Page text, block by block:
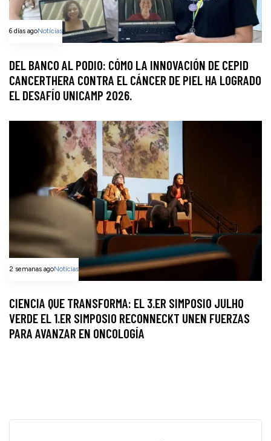
6 días agoNotícias
DEL BANCO AL PODIO: CÓMO LA INNOVACIÓN DE CEPID
CANCERTHERA CONTRA EL CÁNCER DE PIEL HA LOGRADO
EL DESAFÍO UNICAMP 2026.
2 semanas agoNotícias
CIENCIA QUE TRANSFORMA: EL 3.ER SIMPOSIO JULHO
VERDE EL 1.ER SIMPOSIO RECONNECKT UNEN FUERZAS
PARA AVANZAR EN ONCOLOGÍA